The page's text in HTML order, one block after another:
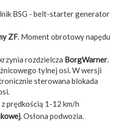
BSG - belt-starter generator
ZF. Moment obrotowy napędu
rozdzielcza BorgWarner.
tylnej osi. W wersji
sterowana blokada
prędkością 1-12 km/h
. Osłona podwozia.